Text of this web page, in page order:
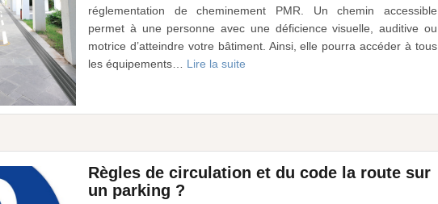
réglementation de cheminement PMR. Un chemin accessible
permet à une personne avec une déficience visuelle, auditive ou
motrice d’atteindre votre bâtiment. Ainsi, elle pourra accéder à tous
les équipements… Lire la suite
Règles de circulation et du code la route sur
un parking ?